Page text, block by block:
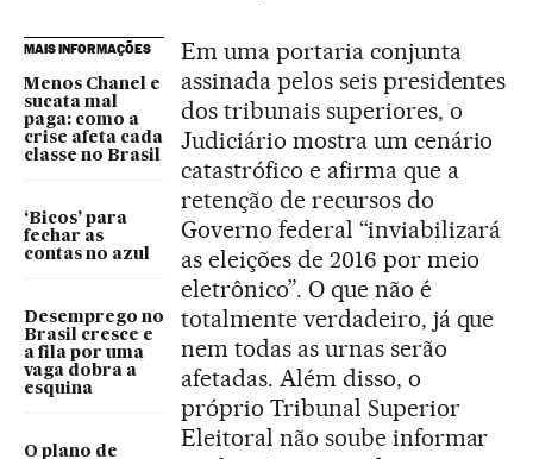
MAIS INFORMAÇÕES
Menos Chanel e
sucata mal
paga: como a
crise afeta cada
classe no Brasil
‘Bicos’ para
fechar as
contas no azul
Desemprego no
Brasil cresce e
a fila por uma
vaga dobra a
esquina
O plano de
Em uma portaria conjunta
assinada pelos seis presidentes
dos tribunais superiores, o
Judiciário mostra um cenário
catastrófico e afirma que a
retenção de recursos do
Governo federal “inviabilizará
as eleições de 2016 por meio
eletrônico”. O que não é
totalmente verdadeiro, já que
nem todas as urnas serão
afetadas. Além disso, o
próprio Tribunal Superior
Eleitoral não soube informar